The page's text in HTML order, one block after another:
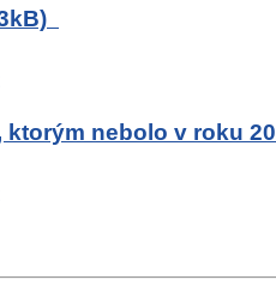
ktorým nebolo v roku